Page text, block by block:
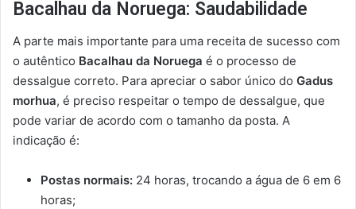
Bacalhau da Noruega: Saudabilidade
A parte mais importante para uma receita de sucesso com
o autêntico Bacalhau da Noruega é o processo de
dessalgue correto. Para apreciar o sabor único do Gadus
morhua, é preciso respeitar o tempo de dessalgue, que
pode variar de acordo com o tamanho da posta. A
indicação é:
Postas normais: 24 horas, trocando a água de 6 em 6
horas;